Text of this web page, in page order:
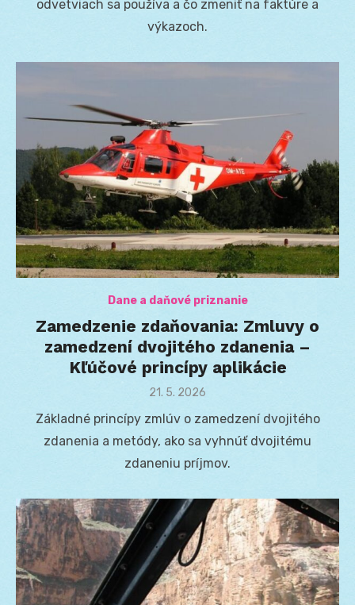
odvetviach sa používa a čo zmeniť na faktúre a
výkazoch.
Dane a daňové priznanie
Zamedzenie zdaňovania: Zmluvy o
zamedzení dvojitého zdanenia –
Kľúčové princípy aplikácie
Posted
21. 5. 2026
Základné princípy zmlúv o zamedzení dvojitého
zdanenia a metódy, ako sa vyhnúť dvojitému
zdaneniu príjmov.